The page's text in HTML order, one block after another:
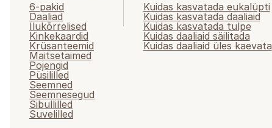
6-pakid
Daaliad
Ilukõrrelised
Kinkekaardid
Krüsanteemid
Maitsetaimed
Pojengid
Püsililled
Seemned
Seemnesegud
Sibullilled
Suvelilled
Kuidas kasvatada eukalüpti
Kuidas kasvatada daaliaid
Kuidas kasvatada tulpe
Kuidas daaliaid säilitada
Kuidas daaliaid üles kaevata